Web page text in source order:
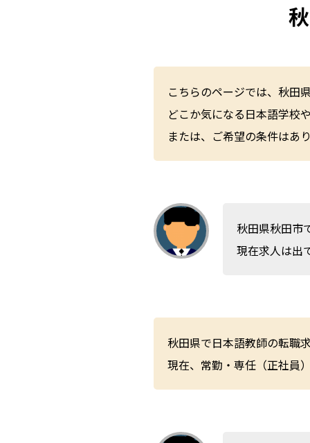
こちらのページでは、秋田
どこか気になる日本語学校
または、ご希望の条件はあ
秋田県秋田市
現在求人は出
秋田県で日本語教師の転職
現在、常勤・専任（正社員